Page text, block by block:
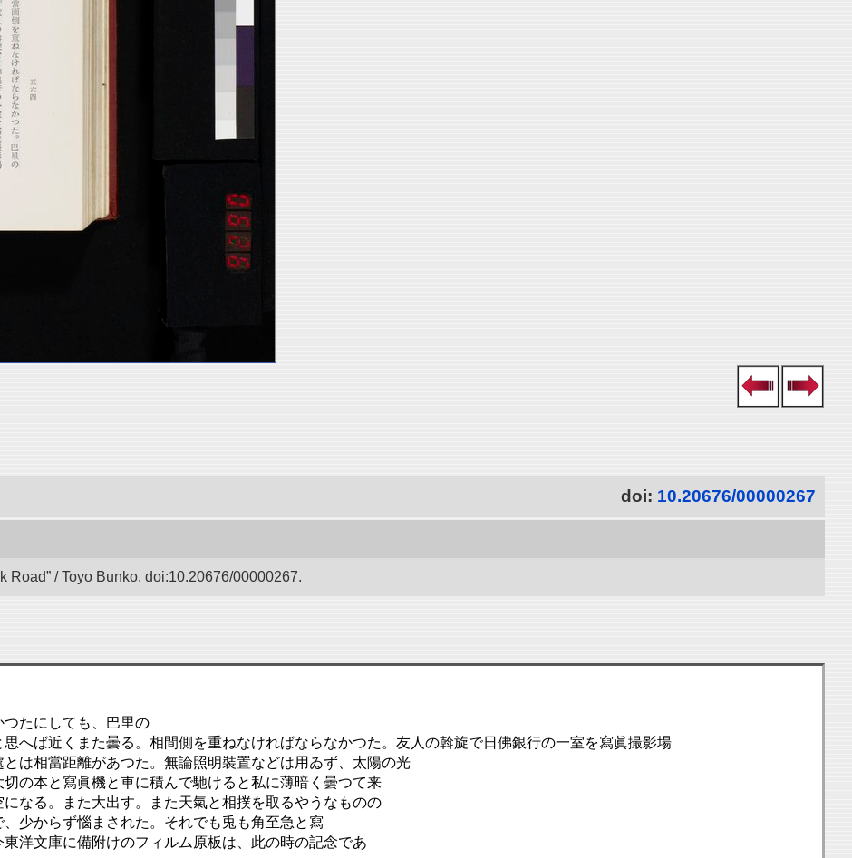
doi: 10.20676/00000267
Road” / Toyo Bunko. doi:10.20676/00000267.
たにしても、巴里の
へば近くまた曇る。相間側を重ねなければならなかつた。友人の斡旋で日佛銀行の一室を寫眞撮影場
は相當距離があつた。無論照明裝置などは用ゐず、太陽の光
の本と寫眞機と車に積んで馳けると私に薄暗く曇つて来
なる。また大出す。また天氣と相撲を取るやうなものの
少からず惱まされた。それでも兎も角至急と寫
洋文庫に備附けのフィルム原板は、此の時の記念であ